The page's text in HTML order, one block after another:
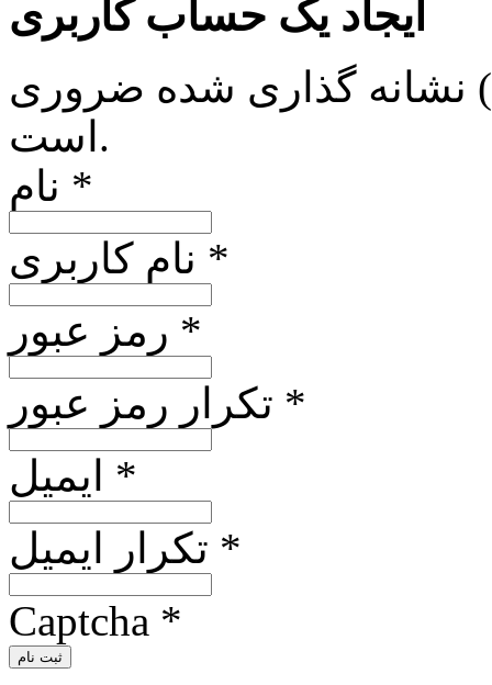
ایجاد یک حساب کاربری
نشانه گذاری شده ضروری
است.
نام *
نام کاربری *
رمز عبور *
تکرار رمز عبور *
ایمیل *
تکرار ایمیل *
Captcha *
ثبت نام